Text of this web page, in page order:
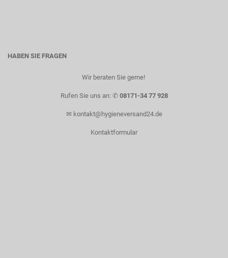
HABEN SIE FRAGEN
Wir beraten Sie gerne! ​
Rufen Sie uns an: ✆ 08171-34 77 928
✉ kontakt@hygieneversand24.de
Kontaktformular